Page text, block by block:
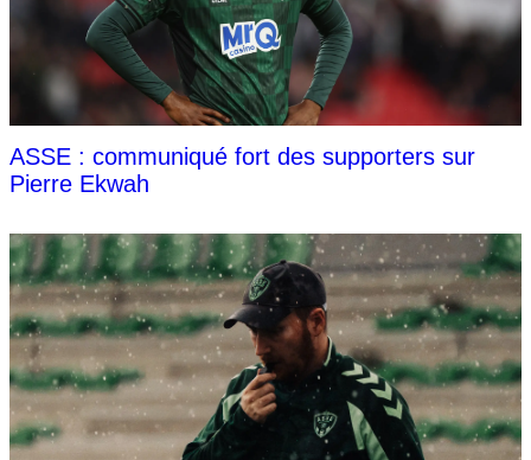
ASSE : communiqué fort des supporters sur
Pierre Ekwah